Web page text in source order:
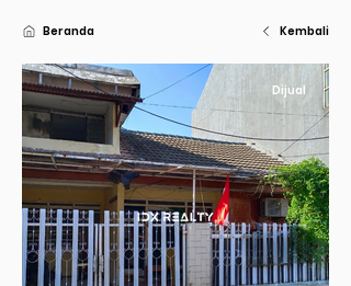
Beranda Kembali
Dijual